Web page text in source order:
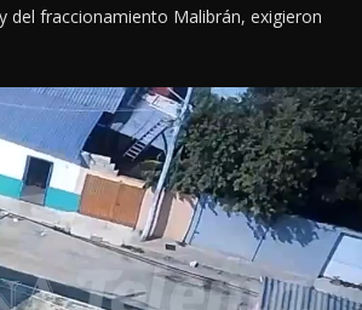
del fraccionamiento Malibrán, exigieron